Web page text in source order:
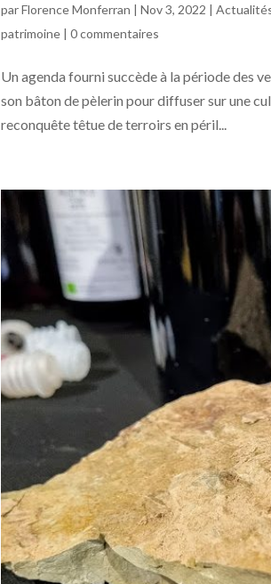
parFlorence Monferran |Nov 3, 2022 |
patrimoine |0 commentaires
Un agenda fourni succède à la période des
son bâton de pèlerin pour diffuser sur une
reconquête têtue de terroirs en péril...